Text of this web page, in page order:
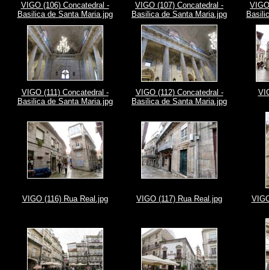
VIGO (106) Concatedral -
Basilica de Santa Maria.jpg
VIGO (107) Concatedral -
Basilica de Santa Maria.jpg
VIGO (111) Concatedral -
Basilica de Santa Maria.jpg
VIGO (112) Concatedral -
Basilica de Santa Maria.jpg
VIGO (116) Rua Real.jpg VIGO (117) Rua Real.jpg